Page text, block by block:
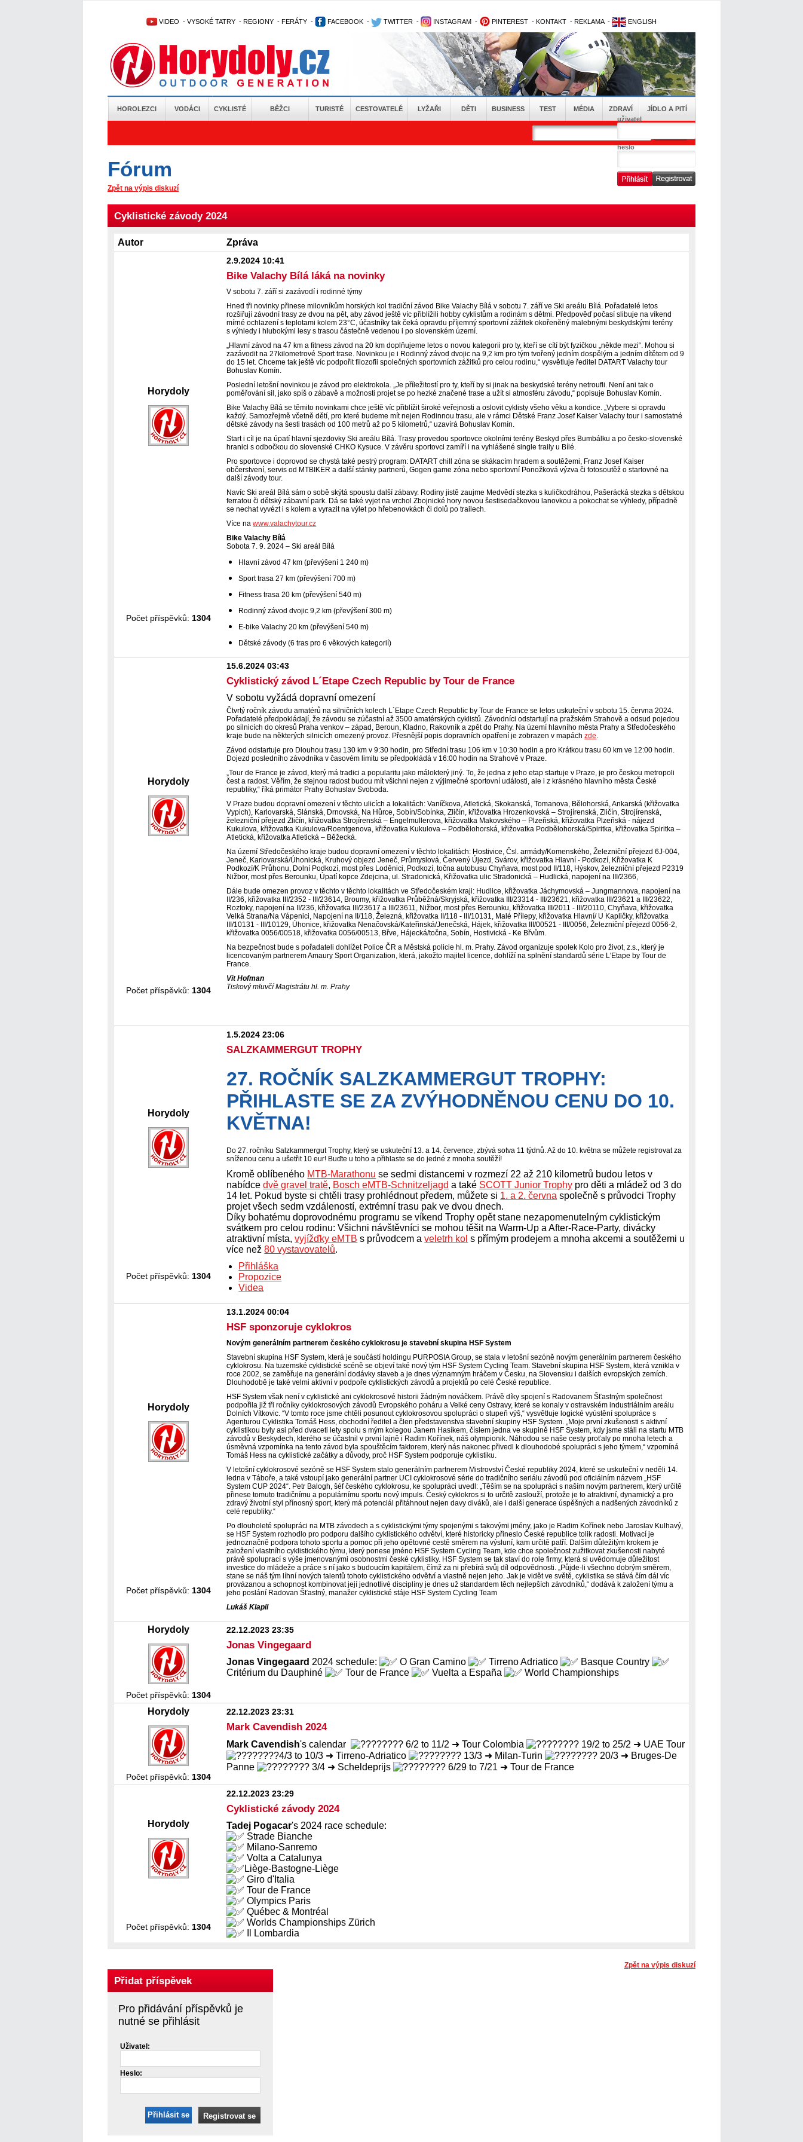
VIDEO - VYSOKÉ TATRY - REGIONY - FERÁTY - FACEBOOK - TWITTER - INSTAGRAM - PINTEREST - KONTAKT - REKLAMA - ENGLISH
HOROLEZCI VODÁCI CYKLISTÉ BĚŽCI TURISTÉ CESTOVATELÉ LYŽAŘI DĚTI BUSINESS TEST MÉDIA ZDRAVÍ
JÍDLO A PITÍ
uživatel
heslo
Fórum
Zpět na výpis diskuzí
Cyklistické závody 2024
Autor Zpráva
Horydoly
2.9.2024 10:41
Bike Valachy Bílá láká na novinky
V sobotu 7. září si zazávodí i rodinné týmy
Hned tři novinky přinese milovníkům horských kol tradiční závod Bike Valachy Bílá v sobotu 7. září ve Ski areálu Bílá. Pořadatelé letos
rozšiřují závodní trasy ze dvou na pět, aby závod ještě víc přiblížili hobby cyklistům a rodinám s dětmi. Předpověď počasí slibuje na víkend
mírné ochlazení s teplotami kolem 23°C, účastníky tak čeká opravdu příjemný sportovní zážitek okořeněný malebnými beskydskými terény
s výhledy i hlubokými lesy s trasou částečně vedenou i po slovenském území.
„Hlavní závod na 47 km a fitness závod na 20 km doplňujeme letos o novou kategorii pro ty, kteří se cítí být fyzičkou „někde mezi“. Mohou si
zazávodit na 27kilometrové Sport trase. Novinkou je i Rodinný závod dvojic na 9,2 km pro tým tvořený jedním dospělým a jedním dítětem od 9
do 15 let. Chceme tak ještě víc podpořit filozofii společných sportovních zážitků pro celou rodinu,“ vysvětluje ředitel DATART Valachy tour
Bohuslav Komín.
Poslední letošní novinkou je závod pro elektrokola. „Je příležitostí pro ty, kteří by si jinak na beskydské terény netroufli. Není ani tak o
poměřování sil, jako spíš o zábavě a možnosti projet se po hezké značené trase a užít si atmosféru závodu,“ popisuje Bohuslav Komín.
Bike Valachy Bílá se těmito novinkami chce ještě víc přiblížit široké veřejnosti a oslovit cyklisty všeho věku a kondice. „Vybere si opravdu
každý. Samozřejmě včetně dětí, pro které budeme mít nejen Rodinnou trasu, ale v rámci Dětské Franz Josef Kaiser Valachy tour i samostatné
dětské závody na šesti trasách od 100 metrů až po 5 kilometrů,“ uzavírá Bohuslav Komín.
Start i cíl je na úpatí hlavní sjezdovky Ski areálu Bílá. Trasy provedou sportovce okolními terény Beskyd přes Bumbálku a po česko-slovenské
hranici s odbočkou do slovenské CHKO Kysuce. V závěru sportovci zamíří i na vyhlášené single traily u Bílé.
Pro sportovce i doprovod se chystá také pestrý program: DATART chill zóna se skákacím hradem a soutěžemi, Franz Josef Kaiser
občerstvení, servis od MTBIKER a další stánky partnerů, Gogen game zóna nebo sportovní Ponožková výzva či fotosoutěž o startovné na
další závody tour.
Navíc Ski areál Bílá sám o sobě skýtá spoustu další zábavy. Rodiny jistě zaujme Medvědí stezka s kuličkodráhou, Pašerácká stezka s dětskou
ferratou či dětský zábavní park. Dá se také vyjet na vrchol Zbojnické hory novou šestisedačkovou lanovkou a pokochat se výhledy, případně
se nechat vyvézt i s kolem a vyrazit na výlet po hřebenovkách či dolů po trailech.
Více nawww.valachytour.cz
Bike Valachy Bílá
Sobota 7. 9. 2024 – Ski areál Bílá
Hlavní závod 47 km (převýšení 1 240 m)
Sport trasa 27 km (převýšení 700 m)
Fitness trasa 20 km (převýšení 540 m)
Rodinný závod dvojic 9,2 km (převýšení 300 m)
E-bike Valachy 20 km (převýšení 540 m)
Dětské závody (6 tras pro 6 věkových kategorií)
Počet příspěvků: 1304
Horydoly
15.6.2024 03:43
Cyklistický závod L´Etape Czech Republic by Tour de France
V sobotu vyžádá dopravní omezení
Čtvrtý ročník závodu amatérů na silničních kolech L´Etape Czech Republic by Tour de France se letos uskuteční v sobotu 15. června 2024.
Pořadatelé předpokládají, že závodu se zúčastní až 3500 amatérských cyklistů. Závodníci odstartují na pražském Strahově a odsud pojedou
po silnicích do okresů Praha venkov – západ, Beroun, Kladno, Rakovník a zpět do Prahy. Na území hlavního města Prahy a Středočeského
kraje bude na některých silnicích omezený provoz. Přesnější popis dopravních opatření je zobrazen v mapáchzde.
Závod odstartuje pro Dlouhou trasu 130 km v 9:30 hodin, pro Střední trasu 106 km v 10:30 hodin a pro Krátkou trasu 60 km ve 12:00 hodin.
Dojezd posledního závodníka v časovém limitu se předpokládá v 16:00 hodin na Strahově v Praze.
„Tour de France je závod, který má tradici a popularitu jako málokterý jiný. To, že jedna z jeho etap startuje v Praze, je pro českou metropoli
čest a radost. Věřím, že stejnou radost budou mít všichni nejen z výjimečné sportovní události, ale i z krásného hlavního města České
republiky,“ říká primátor Prahy Bohuslav Svoboda.
V Praze budou dopravní omezení v těchto ulicích a lokalitách: Vaníčkova, Atletická, Skokanská, Tomanova, Bělohorská, Ankarská (křižovatka
Vypich), Karlovarská, Slánská, Drnovská, Na Hůrce, Sobín/Sobínka, Zličín, křižovatka Hrozenkovská – Strojírenská, Zličín, Strojírenská,
železniční přejezd Zličín, křižovatka Strojírenská – Engelmullerova, křižovatka Makovského – Plzeňská, křižovatka Plzeňská - nájezd
Kukulova, křižovatka Kukulova/Roentgenova, křižovatka Kukulova – Podbělohorská, křižovatka Podbělohorská/Spiritka, křižovatka Spiritka –
Atletická, křižovatka Atletická – Běžecká.
Na území Středočeského kraje budou dopravní omezení v těchto lokalitách: Hostivice, Čsl. armády/Komenského, Železniční přejezd 6J-004,
Jeneč, Karlovarská/Úhonická, Kruhový objezd Jeneč, Průmyslová, Červený Újezd, Svárov, křižovatka Hlavní - Podkozí, Křižovatka K
Podkozí/K Průhonu, Dolní Podkozí, most přes Loděnici, Podkozí, točna autobusu Chyňava, most pod II/118, Hýskov, železniční přejezd P2319
Nižbor, most přes Berounku, Úpatí kopce Zdejcina, ul. Stradonická, Křižovatka ulic Stradonická – Hudlická, napojení na III/2366,
Dále bude omezen provoz v těchto v těchto lokalitách ve Středočeském kraji: Hudlice, křižovatka Jáchymovská – Jungmannova, napojení na
II/236, křižovatka III/2352 - III/23614, Broumy, křižovatka Průběžná/Skryjská, křižovatka III/23314 - III/23621, křižovatka III/23621 a III/23622,
Roztoky, napojení na II/236, křižovatka III/23617 a III/23611, Nižbor, most přes Berounku, křižovatka III/2011 - III/20110, Chyňava, křižovatka
Velká Strana/Na Vápenici, Napojení na II/118, Železná, křižovatka II/118 - III/10131, Malé Přílepy, křižovatka Hlavní/ U Kapličky, křižovatka
III/10131 - III/10129, Úhonice, křižovatka Nenačovská/Kateřinská/Jenečská, Hájek, křižovatka III/00521 - III/0056, Železniční přejezd 0056-2,
křižovatka 0056/00518, křižovatka 0056/00513, Břve, Hájecká/točna, Sobín, Hostivická - Ke Břvům.
Na bezpečnost bude s pořadateli dohlížet Police ČR a Městská policie hl. m. Prahy. Závod organizuje spolek Kolo pro život, z.s., který je
licencovaným partnerem Amaury Sport Organization, která, jakožto majitel licence, dohlíží na splnění standardů série L'Etape by Tour de
France.
Vít Hofman
Tiskový mluvčí Magistrátu hl. m. Prahy
Počet příspěvků: 1304
Horydoly
1.5.2024 23:06
SALZKAMMERGUT TROPHY
27. ROČNÍK SALZKAMMERGUT TROPHY:
PŘIHLASTE SE ZA ZVÝHODNĚNOU CENU DO 10.
KVĚTNA!
Do 27. ročníku Salzkammergut Trophy, který se uskuteční 13. a 14. července, zbývá sotva 11 týdnů. Až do 10. května se můžete registrovat za
sníženou cenu a ušetřit 10 eur! Buďte u toho a přihlaste se do jedné z mnoha soutěží!
Kromě oblíbeného MTB-Marathonu se sedmi distancemi v rozmezí 22 až 210 kilometrů budou letos v
nabídcedvě gravel tratě, Bosch eMTB-Schnitzeljagd a také SCOTT Junior Trophy pro děti a mládež od 3 do
14 let. Pokud byste si chtěli trasy prohlédnout předem, můžete si 1. a 2. června společně s průvodci Trophy
projet všech sedm vzdáleností, extrémní trasu pak ve dvou dnech.
Díky bohatému doprovodnému programu se víkend Trophy opět stane nezapomenutelným cyklistickým
svátkem pro celou rodinu: Všichni návštěvníci se mohou těšit na Warm-Up a After-Race-Party, divácky
atraktivní místa,vyjížďky eMTB s průvodcem aveletrh kol s přímým prodejem a mnoha akcemi a soutěžemi u
více než80 vystavovatelů.
Přihláška
Propozice
Videa
Počet příspěvků: 1304
Horydoly
13.1.2024 00:04
HSF sponzoruje cyklokros
Novým generálním partnerem českého cyklokrosu je stavební skupina HSF System
Stavební skupina HSF System, která je součástí holdingu PURPOSIA Group, se stala v letošní sezóně novým generálním partnerem českého
cyklokrosu. Na tuzemské cyklistické scéně se objeví také nový tým HSF System Cycling Team. Stavební skupina HSF System, která vznikla v
roce 2002, se zaměřuje na generální dodávky staveb a je dnes významným hráčem v Česku, na Slovensku i dalších evropských zemích.
Dlouhodobě je také velmi aktivní v podpoře cyklistických závodů a projektů po celé České republice.
HSF System však není v cyklistické ani cyklokrosové historii žádným nováčkem. Právě díky spojení s Radovanem Šťastným společnost
podpořila již tři ročníky cyklokrosových závodů Evropského poháru a Velké ceny Ostravy, které se konaly v ostravském industriálním areálu
Dolních Vítkovic. “V tomto roce jsme chtěli posunout cyklokrosovou spolupráci o stupeň výš,“ vysvětluje logické vyústění spolupráce s
Agenturou Cyklistika Tomáš Hess, obchodní ředitel a člen představenstva stavební skupiny HSF System. „Moje první zkušenosti s aktivní
cyklistikou byly asi před dvaceti lety spolu s mým kolegou Janem Hasíkem, číslem jedna ve skupině HSF System, kdy jsme stáli na startu MTB
závodů v Beskydech, kterého se účastnil v první lajně i Radim Kořínek, náš olympionik. Náhodou se naše cesty proťaly po mnoha letech a
úsměvná vzpomínka na tento závod byla spouštěcím faktorem, který nás nakonec přivedl k dlouhodobé spolupráci s jeho týmem,“ vzpomíná
Tomáš Hess na cyklistické začátky a důvody, proč HSF System podporuje cyklistiku.
V letošní cyklokrosové sezóně se HSF System stalo generálním partnerem Mistrovství České republiky 2024, které se uskuteční v neděli 14.
ledna v Táboře, a také vstoupí jako generální partner UCI cyklokrosové série do tradičního seriálu závodů pod oficiálním názvem „HSF
System CUP 2024“. Petr Balogh, šéf českého cyklokrosu, ke spolupráci uvedl: „Těším se na spolupráci s naším novým partnerem, který určitě
přinese tomuto tradičnímu a populárnímu sportu nový impuls. Český cyklokros si to určitě zaslouží, protože je to atraktivní, dynamický a pro
zdravý životní styl přínosný sport, který má potenciál přitáhnout nejen davy diváků, ale i další generace úspěšných a nadšených závodníků z
celé republiky.“
Po dlouholeté spolupráci na MTB závodech a s cyklistickými týmy spojenými s takovými jmény, jako je Radim Kořínek nebo Jaroslav Kulhavý,
se HSF System rozhodlo pro podporu dalšího cyklistického odvětví, které historicky přineslo České republice tolik radosti. Motivací je
jednoznačně podpora tohoto sportu a pomoc při jeho opětovné cestě směrem na výsluní, kam určitě patří. Dalším důležitým krokem je
založení vlastního cyklistického týmu, který ponese jméno HSF System Cycling Team, kde chce společnost zužitkovat zkušenosti nabyté
právě spoluprací s výše jmenovanými osobnostmi české cyklistiky. HSF System se tak staví do role firmy, která si uvědomuje důležitost
investice do mládeže a práce s ní jako s budoucím kapitálem, čímž za ni přebírá svůj díl odpovědnosti. „Půjde-li všechno dobrým směrem,
stane se náš tým líhní nových talentů tohoto cyklistického odvětví a vlastně nejen jeho. Jak je vidět ve světě, cyklistika se stává čím dál víc
provázanou a schopnost kombinovat její jednotlivé disciplíny je dnes už standardem těch nejlepších závodníků,“ dodává k založení týmu a
jeho poslání Radovan Šťastný, manažer cyklistické stáje HSF System Cycling Team
Lukáš Klapil
Počet příspěvků: 1304
Horydoly 22.12.2023 23:35
Jonas Vingegaard
Jonas Vingegaard 2024 schedule: O Gran Camino Tirreno Adriatico
Basque Country
Critérium du Dauphiné
Tour de France Vuelta a España World Championships
Počet příspěvků: 1304
Horydoly 22.12.2023 23:31
Mark Cavendish 2024
Mark Cavendish's calendar 6/2 to 11/2 ➜ Tour Colombia
19/2 to 25/2 ➜ UAE Tour
4/3 to 10/3 ➜ Tirreno-Adriatico
13/3 ➜ Milan-Turin
20/3 ➜ Bruges-De
Panne
3/4 ➜ Scheldeprijs 6/29 to 7/21 ➜ Tour de France
Počet příspěvků: 1304
Horydoly
22.12.2023 23:29
Cyklistické závody 2024
Tadej Pogacar's 2024 race schedule:
Strade Bianche
Milano-Sanremo
Volta a Catalunya
Liège-Bastogne-Liège
Giro d'Italia
Tour de France
Olympics Paris
Québec & Montréal
Worlds Championships Zürich
Il Lombardia
Počet příspěvků: 1304
Zpět na výpis diskuzí
Přidat příspěvek
Pro přidávání příspěvků je
nutné se přihlásit
Uživatel:
Heslo:
Přihlásit se Registrovat se